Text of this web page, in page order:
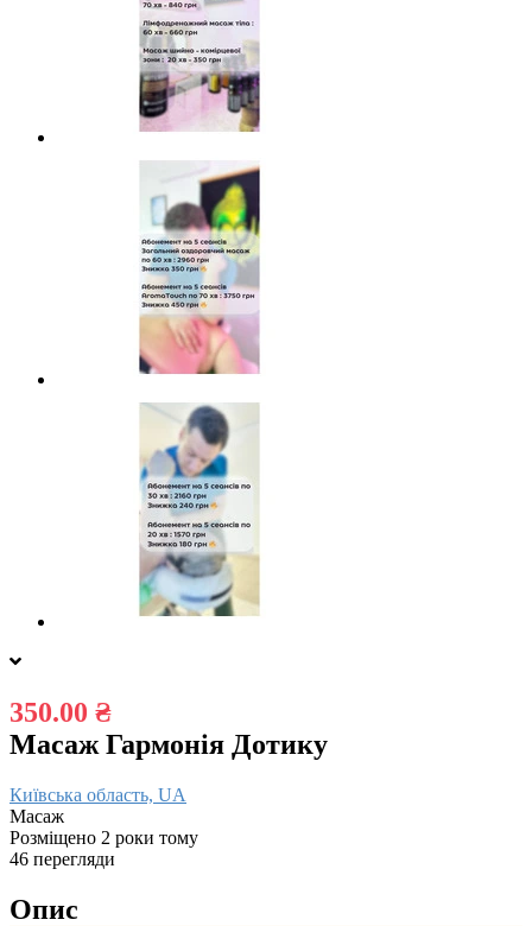
350.00 ₴
Масаж Гармонія Дотику
Київська область, UA
Масаж
Розміщено 2 роки тому
46 перегляди
Опис